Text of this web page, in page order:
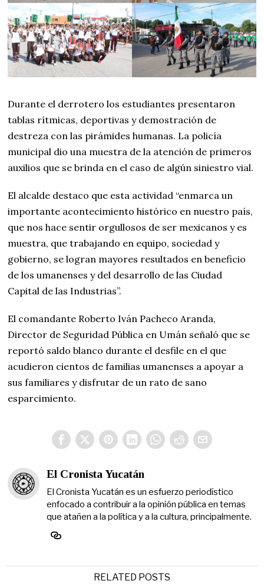
Durante el derrotero los estudiantes presentaron
tablas rítmicas, deportivas y demostración de
destreza con las pirámides humanas. La policía
municipal dio una muestra de la atención de primeros
auxilios que se brinda en el caso de algún siniestro vial.
El alcalde destaco que esta actividad “enmarca un
importante acontecimiento histórico en nuestro país,
que nos hace sentir orgullosos de ser mexicanos y es
muestra, que trabajando en equipo, sociedad y
gobierno, se logran mayores resultados en beneficio
de los umanenses y del desarrollo de las Ciudad
Capital de las Industrias”.
El comandante Roberto Iván Pacheco Aranda,
Director de Seguridad Pública en Umán señaló que se
reportó saldo blanco durante el desfile en el que
acudieron cientos de familias umanenses a apoyar a
sus familiares y disfrutar de un rato de sano
esparcimiento.
El Cronista Yucatán
El Cronista Yucatán es un esfuerzo periodístico
enfocado a contribuir a la opinión pública en temas
que atañen a la política y a la cultura, principalmente.
RELATED POSTS